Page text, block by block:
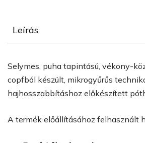
Leírás
Selymes, puha tapintású, vékony-
copfból készült, mikrogyűrűs
hajhosszabbításhoz előkészített
A termék előállításához felhasznált